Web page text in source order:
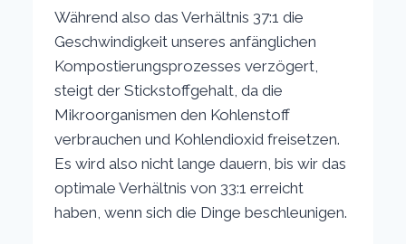
Während also das Verhältnis 37:1 die
Geschwindigkeit unseres anfänglichen
Kompostierungsprozesses verzögert,
steigt der Stickstoffgehalt, da die
Mikroorganismen den Kohlenstoff
verbrauchen und Kohlendioxid freisetzen.
Es wird also nicht lange dauern, bis wir das
optimale Verhältnis von 33:1 erreicht
haben, wenn sich die Dinge beschleunigen.